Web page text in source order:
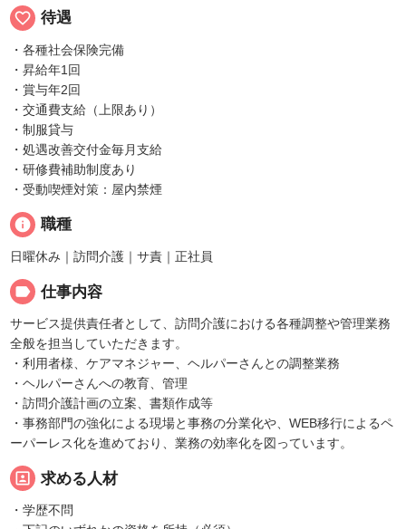
favorite_border 待遇
・各種社会保険完備
・昇給年1回
・賞与年2回
・交通費支給（上限あり）
・制服貸与
・処遇改善交付金毎月支給
・研修費補助制度あり
・受動喫煙対策：屋内禁煙
info 職種
日曜休み｜訪問介護｜サ責｜正社員
label 仕事内容
サービス提供責任者として、訪問介護における各種調整や管理業務
全般を担当していただきます。
・利用者様、ケアマネジャー、ヘルパーさんとの調整業務
・ヘルパーさんへの教育、管理
・訪問介護計画の立案、書類作成等
・事務部門の強化による現場と事務の分業化や、WEB移行によるペ
ーパーレス化を進めており、業務の効率化を図っています。
portrait 求める人材
・学歴不問